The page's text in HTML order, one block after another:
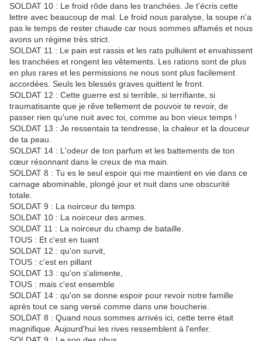
SOLDAT 10 : Le froid rôde dans les tranchées. Je t'écris cette
lettre avec beaucoup de mal. Le froid nous paralyse, la soupe n'a
pas le temps de rester chaude car nous sommes affamés et nous
avons un régime très strict.
SOLDAT 11 : Le pain est rassis et les rats pullulent et envahissent
les tranchées et rongent les vêtements. Les rations sont de plus
en plus rares et les permissions ne nous sont plus facilement
accordées. Seuls les blessés graves quittent le front.
SOLDAT 12 : Cette guerre est si terrible, si terrifiante, si
traumatisante que je rêve tellement de pouvoir te revoir, de
passer rien qu'une nuit avec toi, comme au bon vieux temps !
SOLDAT 13 : Je ressentais ta tendresse, la chaleur et la douceur
de ta peau.
SOLDAT 14 : L'odeur de ton parfum et les battements de ton
cœur résonnant dans le creux de ma main.
SOLDAT 8 : Tu es le seul espoir qui me maintient en vie dans ce
carnage abominable, plongé jour et nuit dans une obscurité
totale.
SOLDAT 9 : La noirceur du temps.
SOLDAT 10 : La noirceur des armes.
SOLDAT 11 : La noirceur du champ de bataille.
TOUS : Et c'est en tuant
SOLDAT 12 : qu'on survit,
TOUS : c'est en pillant
SOLDAT 13 : qu'on s'alimente,
TOUS : mais c'est ensemble
SOLDAT 14 : qu'on se donne espoir pour revoir notre famille
après tout ce sang versé comme dans une boucherie.
SOLDAT 8 : Quand nous sommes arrivés ici, cette terre était
magnifique. Aujourd'hui les rives ressemblent à l'enfer.